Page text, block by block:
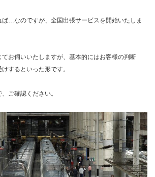
ば…なのですが、全国出張サービスを開始いたしま
お伺いいたしますが、基本的にはお客様の判断
するといった形です。
ご確認ください。